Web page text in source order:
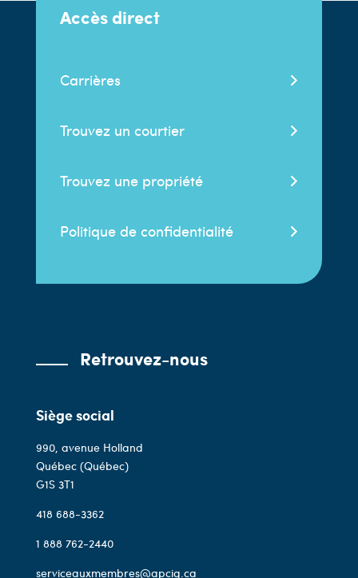
Accès direct
Carrières
Trouvez un courtier
Trouvez une propriété
Politique de confidentialité
Retrouvez-nous
Siège social
990, avenue Holland
Québec (Québec)
G1S 3T1
418 688-3362
1 888 762-2440
serviceauxmembres@apciq.ca